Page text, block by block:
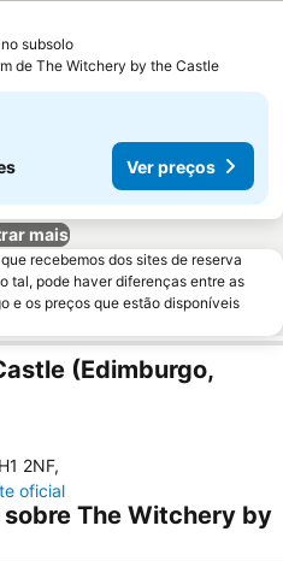
subsoloVer preços
de The Witchery by the Castle
Ver preços
mais
recebemos dos sites de reserva
tal, pode haver diferenças entre as
e os preços que estão disponíveis
(Edimburgo,
2NF,
oficial
The Witchery by